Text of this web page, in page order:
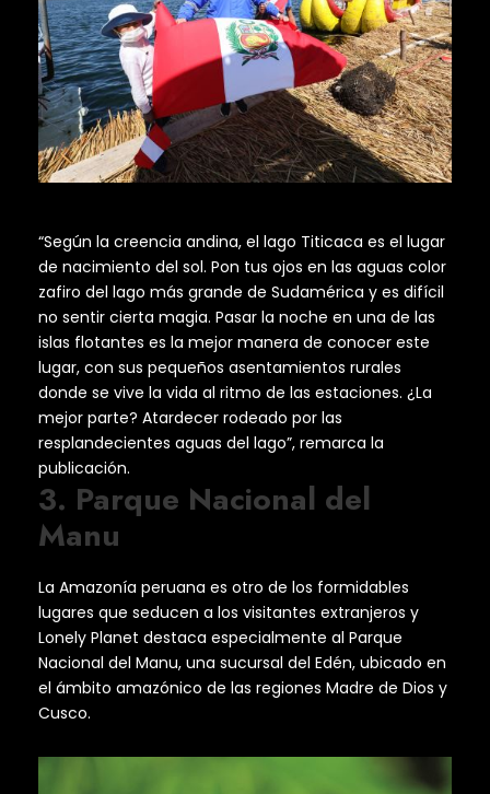
“Según la creencia andina, el lago Titicaca es el lugar
de nacimiento del sol. Pon tus ojos en las aguas color
zafiro del lago más grande de Sudamérica y es difícil
no sentir cierta magia. Pasar la noche en una de las
islas flotantes es la mejor manera de conocer este
lugar, con sus pequeños asentamientos rurales
donde se vive la vida al ritmo de las estaciones. ¿La
mejor parte? Atardecer rodeado por las
resplandecientes aguas del lago”, remarca la
publicación.
3. Parque Nacional del
Manu
La Amazonía peruana es otro de los formidables
lugares que seducen a los visitantes extranjeros y
Lonely Planet destaca especialmente al Parque
Nacional del Manu, una sucursal del Edén, ubicado en
el ámbito amazónico de las regiones Madre de Dios y
Cusco.